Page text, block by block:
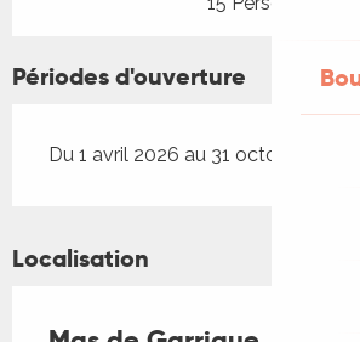
Périodes d'ouverture
Du 1 avril 2026 au 31 octobre 2026
Localisation